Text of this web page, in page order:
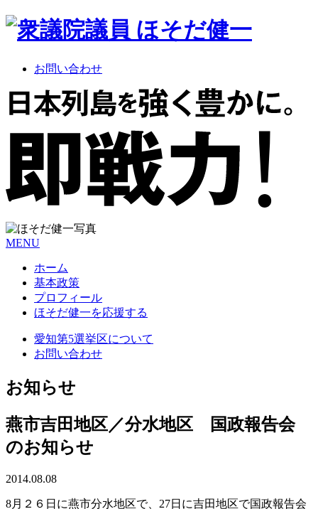
お問い合わせ
MENU
ホーム
基本政策
プロフィール
ほそだ健一を応援する
愛知第5選挙区について
お問い合わせ
お知らせ
燕市吉田地区／分水地区 国政報告会
のお知らせ
2014.08.08
8月２６日に燕市分水地区で、27日に吉田地区で国政報告会